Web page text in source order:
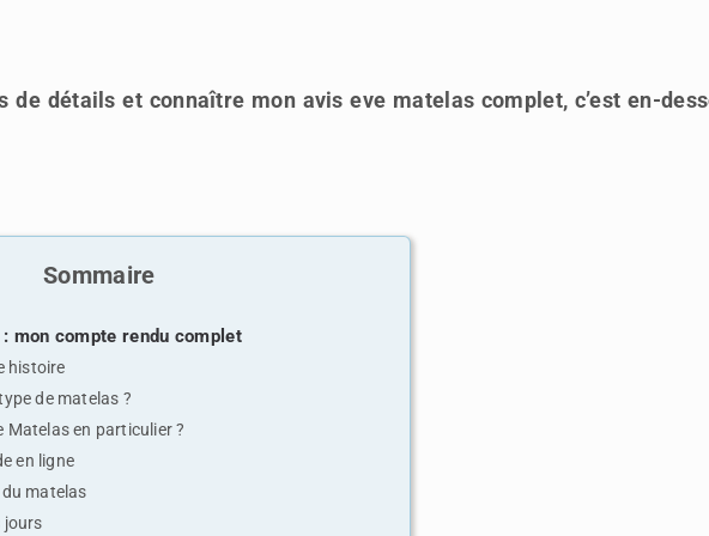
de détails et connaître mon avis eve matelas complet, c’est en-
Sommaire
mon compte rendu complet
histoire
de matelas ?
Matelas en particulier ?
en ligne
matelas
jours